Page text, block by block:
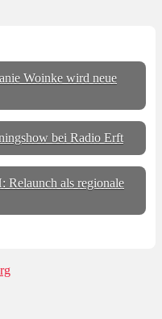
Woinke wird neue
bei Radio Erft
als regionale